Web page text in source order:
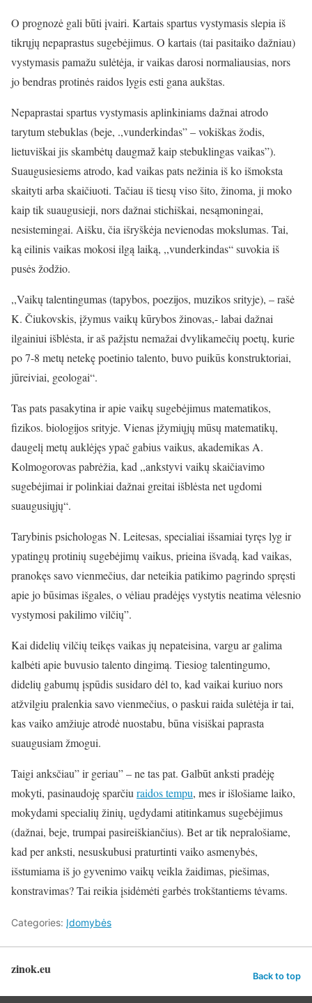
O prognozė gali būti įvairi. Kartais spartus vystymasis slepia iš
tikrųjų nepaprastus sugebėjimus. O kartais (tai pasitaiko dažniau)
vystymasis pamažu sulėtėja, ir vaikas darosi normaliausias, nors
jo bendras protinės raidos lygis esti gana aukštas.
Nepaprastai spartus vystymasis aplinkiniams dažnai atrodo
tarytum stebuklas (beje, .,vunderkindas” – vokiškas žodis,
lietuviškai jis skambėtų daugmaž kaip stebuklingas vaikas”).
Suaugusiesiems atrodo, kad vaikas pats nežinia iš ko išmoksta
skaityti arba skaičiuoti. Tačiau iš tiesų viso šito, žinoma, ji moko
kaip tik suaugusieji, nors dažnai stichiškai, nesąmoningai,
nesistemingai. Aišku, čia išryškėja nevienodas mokslumas. Tai,
ką eilinis vaikas mokosi ilgą laiką, ,,vunderkindas“ suvokia iš
pusės žodžio.
,,Vaikų talentingumas (tapybos, poezijos, muzikos srityje), – rašė
K. Čiukovskis, įžymus vaikų kūrybos žinovas,- labai dažnai
ilgainiui išblėsta, ir aš pažįstu nemažai dvylikamečių poetų, kurie
po 7-8 metų netekę poetinio talento, buvo puikūs konstruktoriai,
jūreiviai, geologai“.
Tas pats pasakytina ir apie vaikų sugebėjimus matematikos,
fizikos. biologijos srityje. Vienas įžymiųjų mūsų matematikų,
daugelį metų auklėjęs ypač gabius vaikus, akademikas A.
Kolmogorovas pabrėžia, kad ,,ankstyvi vaikų skaičiavimo
sugebėjimai ir polinkiai dažnai greitai išblėsta net ugdomi
suaugusiųjų“.
Tarybinis psichologas N. Leitesas, specialiai išsamiai tyręs lyg ir
ypatingų protinių sugebėjimų vaikus, prieina išvadą, kad vaikas,
pranokęs savo vienmečius, dar neteikia patikimo pagrindo spręsti
apie jo būsimas išgales, o vėliau pradėjęs vystytis neatima vėlesnio
vystymosi pakilimo vilčių”.
Kai didelių vilčių teikęs vaikas jų nepateisina, vargu ar galima
kalbėti apie buvusio talento dingimą. Tiesiog talentingumo,
didelių gabumų įspūdis susidaro dėl to, kad vaikai kuriuo nors
atžvilgiu pralenkia savo vienmečius, o paskui raida sulėtėja ir tai,
kas vaiko amžiuje atrodė nuostabu, būna visiškai paprasta
suaugusiam žmogui.
Taigi anksčiau” ir geriau” – ne tas pat. Galbūt anksti pradėję
mokyti, pasinaudoję sparčiu raidos tempu, mes ir išlošiame laiko,
mokydami specialių žinių, ugdydami atitinkamus sugebėjimus
(dažnai, beje, trumpai pasireiškiančius). Bet ar tik nepralošiame,
kad per anksti, nesuskubusi praturtinti vaiko asmenybės,
išstumiama iš jo gyvenimo vaikų veikla žaidimas, piešimas,
konstravimas? Tai reikia įsidėmėti garbės trokštantiems tėvams.
Categories: Įdomybės
zinok.eu Back to top